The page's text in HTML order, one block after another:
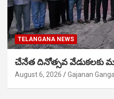
TELANGANA NEWS
చేనేత దినోత్సవ వేడుకలకు
August 6, 2026 Gajanan